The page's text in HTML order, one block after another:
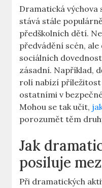
Dramatická výchova
stává stále
předškolních dětí.
předvádění scén,
sociálních
zásadní. Například,
rolí nabízí příležitost
ostatními v
Mohou se tak učit,
porozumět těm
Jak
posiluje
Při dramatických